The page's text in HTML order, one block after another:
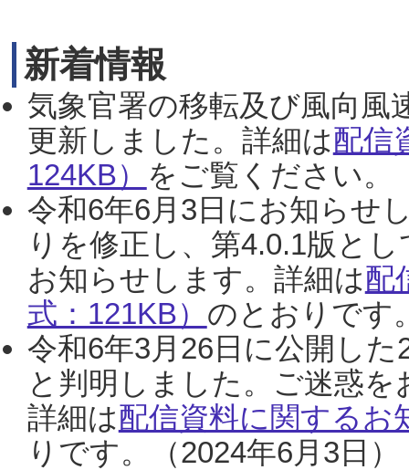
新着情報
気象官署の移転及び風向風
更新しました。詳細は配信
124KB） をご覧ください。
令和6年6月3日にお知らせ
りを修正し、第4.0.1版と
お知らせします。詳細は配
式：121KB） のとおりです
令和6年3月26日に公開し
と判明しました。ご迷惑
詳細は配信資料に関するお
りです。（2024年6月3日）